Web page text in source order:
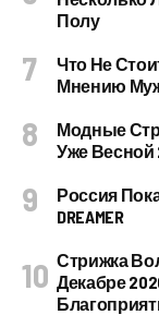
Полу
Что Не
Мнению
Модные
Уже Весной
Россия
DREAMER
Стрижка
Декабре